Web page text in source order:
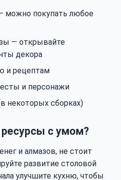
можно покупать любое
— открывайте
декора
и рецептам
и персонажи
некоторых сборках)
с умом?
и алмазов, не стоит
развитие столовой
улучшите кухню, чтобы